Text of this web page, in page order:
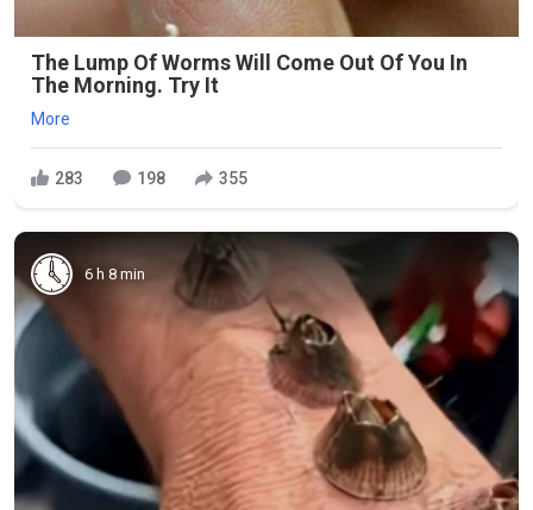
The Lump Of Worms Will Come Out Of You In
The Morning. Try It
More
283 198 355
6 h 8 min